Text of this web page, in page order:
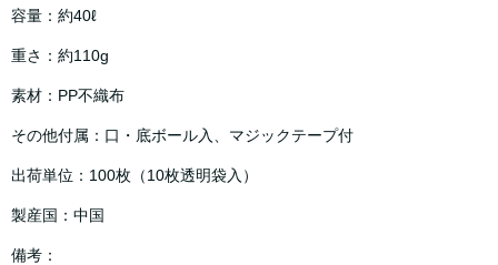
容量：約40ℓ
重さ：約110g
素材：PP不織布
その他付属：口・底ボール入、マジックテープ付
出荷単位：100枚（10枚透明袋入）
製産国：中国
備考：